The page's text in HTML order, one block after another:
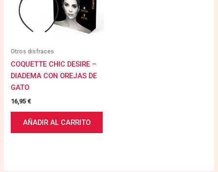
Otros disfraces
COQUETTE CHIC DESIRE –
DIADEMA CON OREJAS DE
GATO
16,95€
AÑADIR AL CARRITO